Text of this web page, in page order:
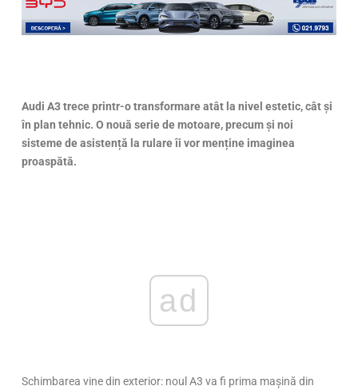
Audi A3 trece printr-o transformare atât la nivel estetic, cât și
în plan tehnic. O nouă serie de motoare, precum și noi
sisteme de asistență la rulare îi vor menține imaginea
proaspătă.
ad
Schimbarea vine din exterior: noul A3 va fi prima mașină din